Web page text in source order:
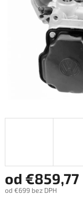
od €859,77
od €699 bez DPH